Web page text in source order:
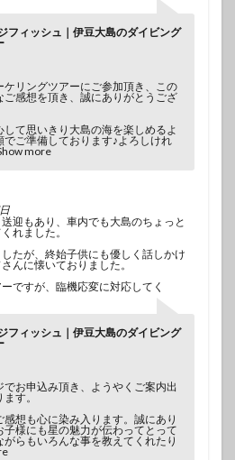
フィッシュ｜伊豆大島のダイビング
ケリングツアーにご参加頂き、この
ご感想を頂き、誠にありがとうござ
て思いきり大島の海を楽しめるよ
でご準備しております♪よろしけれ
more
迎もあり、車内でも大島のちょっと
れました。
たが、終始子供にも優しく話しかけ
んに懐いておりました。
ですが、臨機応変に対応してく
フィッシュ｜伊豆大島のダイビング
お申込み頂き、ようやくご案内出
す。
想も心に染み入ります。誠にあり
様にも星の魅力が伝わってとって
らもいろんな事を教えてくれたり